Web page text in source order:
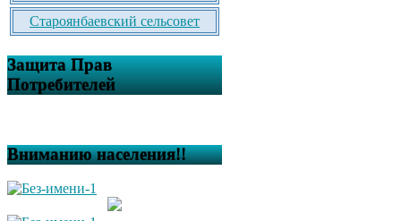
Староянбаевский сельсовет
Защита Прав
Потребителей
Вниманию населения!!